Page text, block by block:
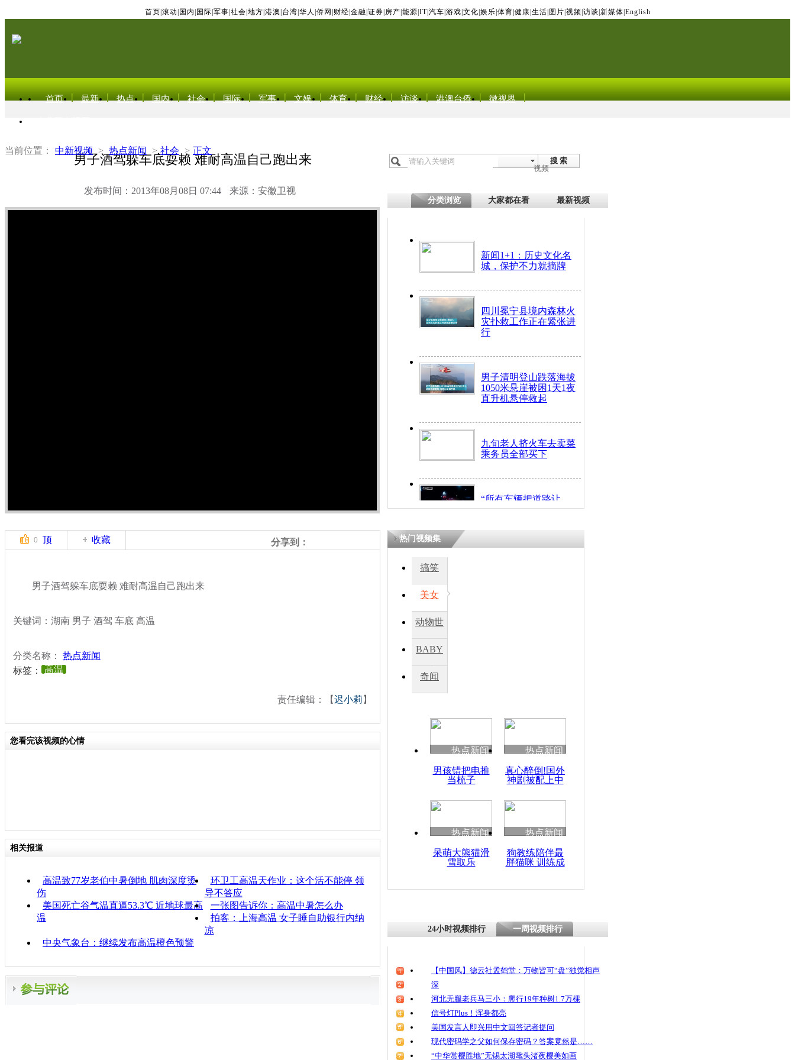
首页 滚动 国内 国际 军事 社会 地方 港澳 台湾 华人 侨网 财经 金融 证券 房产 能源 IT| 汽车 游戏 文化 娱乐 体育 健康 生活 图片 视频 访谈 新媒体 English
首页 最新 热点 国内 社会 国际 军事 文娱 体育 财经 访谈 港澳台侨 微视界
当前位置： 中新视频 > 热点新闻 > 社会 > 正文
男子酒驾躲车底耍赖 难耐高温自己跑出来
发布时间：2013年08月08日 07:44 来源：安徽卫视
搜 索
视频
分类浏览 大家都在看 最新视频
新闻1+1：历史文化名
城，保护不力就摘牌
四川冕宁县境内森林火
灾扑救工作正在紧张进
行
男子清明登山跌落海拔
1050米悬崖被困1天1夜
直升机悬停救起
九旬老人挤火车去卖菜
乘务员全部买下
“所有车辆把道路让
开！”儿童突发疾病交
四川兴文苗乡上万人欢
度苗族花山节
清明祭英烈 哀思悼忠
男子酒驾躲车底耍赖
0 顶 收藏 分享到：
男子酒驾躲车底耍赖 难耐高温自己跑出来
关键词：湖南 男子 酒驾 车底 高温
分类名称： 热点新闻
标签：
高温
责任编辑：【迟小莉 】
您看完该视频的心情
相关报道
高温致77岁老伯中暑倒地 肌肉深度烫
伤
环卫工高温天作业：这个活不能停 领
导不答应
美国死亡谷气温直逼53.3℃ 近地球最高
温
一张图告诉你：高温中暑怎么办
拍客：上海高温 女子睡自助银行内纳
凉
中央气象台：继续发布高温橙色预警
热门视频集
搞笑
美女
动物世
BABY
秀
奇闻
热点新闻
男孩错把电推
当梳子
热点新闻
真心醉倒!国外
神剧被配上中
热点新闻
呆萌大熊猫滑
雪取乐
热点新闻
狗教练陪伴最
胖猫咪 训练成
24小时视频排行 一周视频排行
【中国风】德云社孟鹤堂：万物皆可“盘”独觉相声
深
河北无腿老兵马三小：爬行19年种树1.7万棵
信号灯Plus！浑身都亮
美国发言人即兴用中文回答记者提问
现代密码学之父如何保存密码？答案竟然是……
“中华赏樱胜地”无锡太湖鼋头渚夜樱美如画